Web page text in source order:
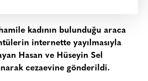
kadının bulunduğu araca
internette yayılmasıyla
Hasan ve Hüseyin Sel
cezaevine gönderildi.